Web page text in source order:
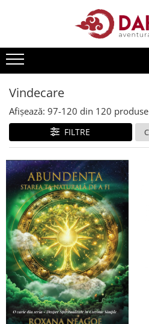
Editura Daksha
Seria David Icke
Seria Immanuel Velikovsky
Dezvăluiri
Spiritualitate
Extratereștrii
OZN
Transformare spirituală
Psihologie
Dezvoltare personală
Astrologie
Știință
Vindecare
Afișează: 97-120 din 120 produse
FILTRE